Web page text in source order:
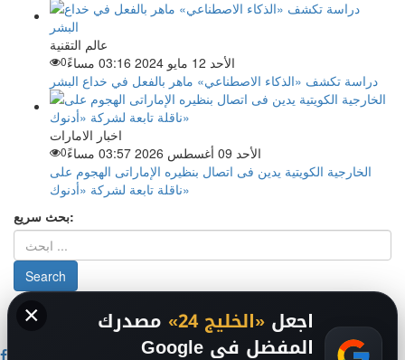
عالم التقنية
الأحد 12 مايو 2024 03:16 مساءً
0
دراسة تكشف «الذكاء الاصطناعي» ماهر بالفعل في خداع البشر
اخبار الامارات
الأحد 09 أغسطس 2026 03:57 مساءً
0
الخارجية الكويتية يدين فى اتصال بنظيره الإماراتى الهجوم على
ناقلة تابعة لشركة «أدنوك»
بحث سريع:
من نحن × اجعل «الخليج 24» مصدرك
المفضل في Google